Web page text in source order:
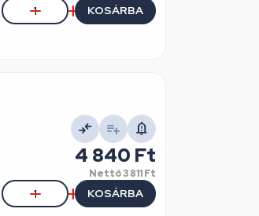
KOSÁRBA
4 840 Ft
Nettó3 811 Ft
KOSÁRBA